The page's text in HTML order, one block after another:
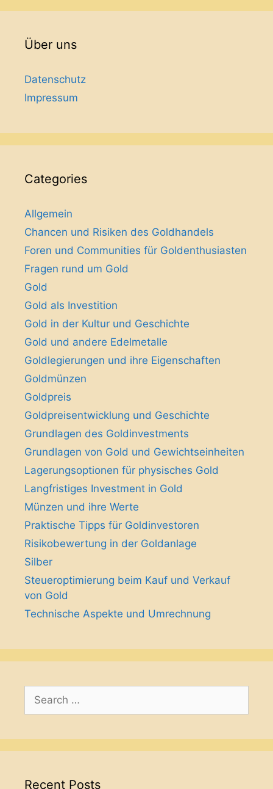
Über uns
Datenschutz
Impressum
Categories
Allgemein
Chancen und Risiken des Goldhandels
Foren und Communities für Goldenthusiasten
Fragen rund um Gold
Gold
Gold als Investition
Gold in der Kultur und Geschichte
Gold und andere Edelmetalle
Goldlegierungen und ihre Eigenschaften
Goldmünzen
Goldpreis
Goldpreisentwicklung und Geschichte
Grundlagen des Goldinvestments
Grundlagen von Gold und Gewichtseinheiten
Lagerungsoptionen für physisches Gold
Langfristiges Investment in Gold
Münzen und ihre Werte
Praktische Tipps für Goldinvestoren
Risikobewertung in der Goldanlage
Silber
Steueroptimierung beim Kauf und Verkauf
von Gold
Technische Aspekte und Umrechnung
for:
Recent Posts